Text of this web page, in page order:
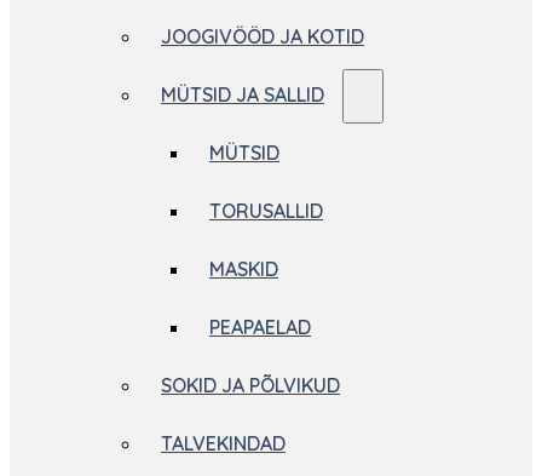
JOOGIVÖÖD JA KOTID
MÜTSID JA SALLID
MÜTSID
TORUSALLID
MASKID
PEAPAELAD
SOKID JA PÕLVIKUD
TALVEKINDAD